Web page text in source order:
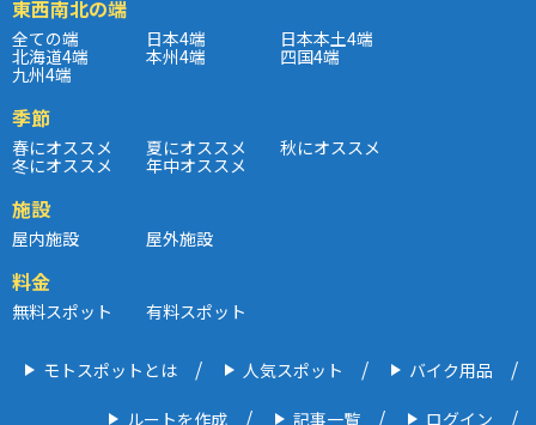
東西南北の端
全ての端 日本4端 日本本土4端
北海道4端 本州4端 四国4端
九州4端
季節
春にオススメ 夏にオススメ 秋にオススメ
冬にオススメ 年中オススメ
施設
屋内施設 屋外施設
料金
無料スポット 有料スポット
モトスポットとは 人気スポット バイク用品
ルートを作成 記事一覧 ログイン